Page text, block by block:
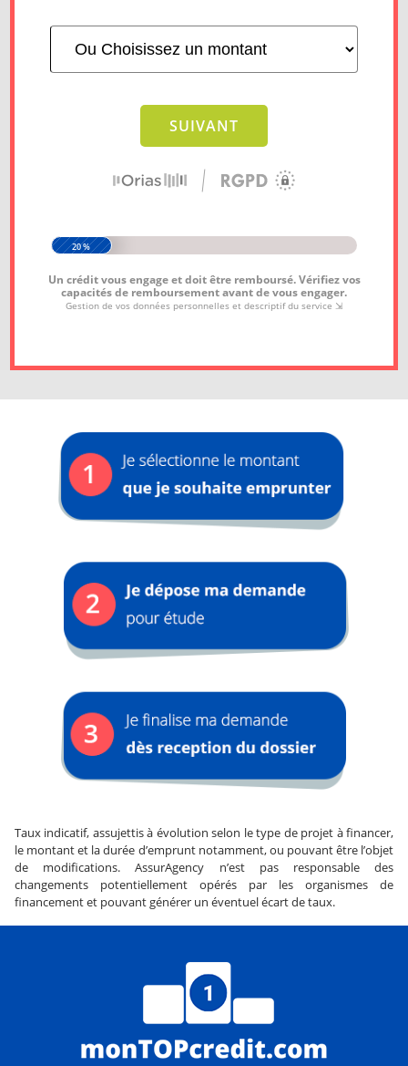
Taux indicatif, assujettis à évolution selon le type de projet à financer,
le montant et la durée d’emprunt notamment, ou pouvant être l’objet
de modifications. AssurAgency n’est pas responsable des
changements potentiellement opérés par les organismes de
financement et pouvant générer un éventuel écart de taux.